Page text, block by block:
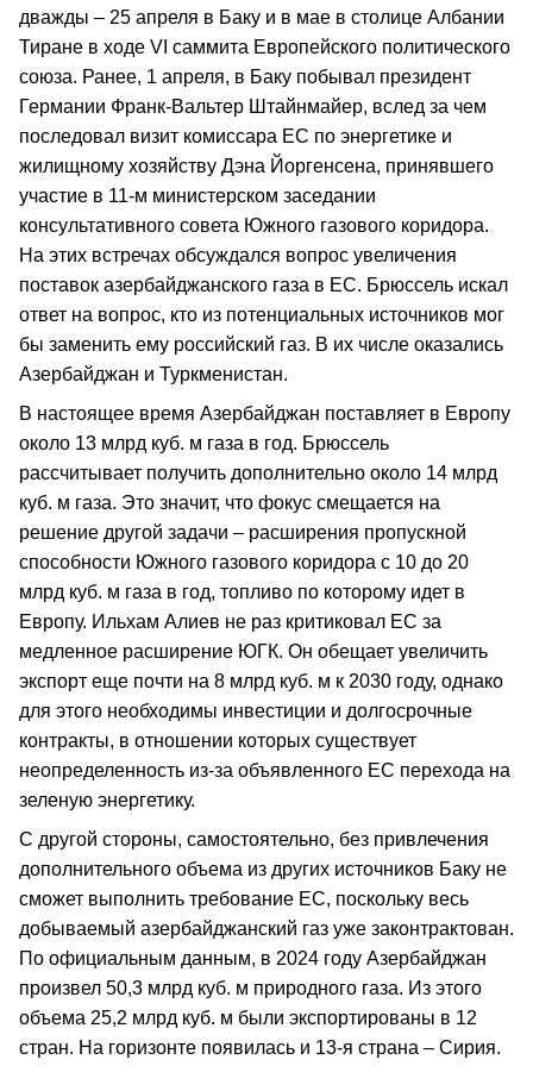
дважды – 25 апреля в Баку и в мае в столице Албании
Тиране в ходе VI саммита Европейского политического
союза. Ранее, 1 апреля, в Баку побывал президент
Германии Франк-Вальтер Штайнмайер, вслед за чем
последовал визит комиссара ЕС по энергетике и
жилищному хозяйству Дэна Йоргенсена, принявшего
участие в 11-м министерском заседании
консультативного совета Южного газового коридора.
На этих встречах обсуждался вопрос увеличения
поставок азербайджанского газа в ЕС. Брюссель искал
ответ на вопрос, кто из потенциальных источников мог
бы заменить ему российский газ. В их числе оказались
Азербайджан и Туркменистан.
В настоящее время Азербайджан поставляет в Европу
около 13 млрд куб. м газа в год. Брюссель
рассчитывает получить дополнительно около 14 млрд
куб. м газа. Это значит, что фокус смещается на
решение другой задачи – расширения пропускной
способности Южного газового коридора с 10 до 20
млрд куб. м газа в год, топливо по которому идет в
Европу. Ильхам Алиев не раз критиковал ЕС за
медленное расширение ЮГК. Он обещает увеличить
экспорт еще почти на 8 млрд куб. м к 2030 году, однако
для этого необходимы инвестиции и долгосрочные
контракты, в отношении которых существует
неопределенность из-за объявленного ЕС перехода на
зеленую энергетику.
С другой стороны, самостоятельно, без привлечения
дополнительного объема из других источников Баку не
сможет выполнить требование ЕС, поскольку весь
добываемый азербайджанский газ уже законтрактован.
По официальным данным, в 2024 году Азербайджан
произвел 50,3 млрд куб. м природного газа. Из этого
объема 25,2 млрд куб. м были экспортированы в 12
стран. На горизонте появилась и 13-я страна – Сирия.